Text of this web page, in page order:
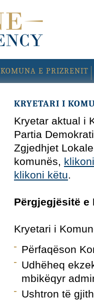
KOMUNA E PRIZRENIT
KRYETARI I
Kryetar aktual i
Partia
Zgjedhjet
komunës,
klikoni këtu.
Përgjegjësitë e
Kryetari i
Përfaqëson
Udhëheq
mbikëqyr
Ushtron të